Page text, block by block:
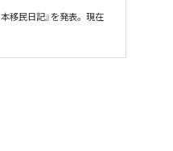
移民日記』を発表。現在